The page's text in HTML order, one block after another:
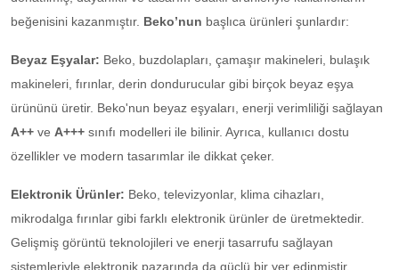
beğenisini kazanmıştır. Beko’nun başlıca ürünleri şunlardır:
Beyaz Eşyalar: Beko, buzdolapları, çamaşır makineleri, bulaşık
makineleri, fırınlar, derin dondurucular gibi birçok beyaz eşya
ürününü üretir. Beko'nun beyaz eşyaları, enerji verimliliği sağlayan
A++ ve A+++ sınıfı modelleri ile bilinir. Ayrıca, kullanıcı dostu
özellikler ve modern tasarımlar ile dikkat çeker.
Elektronik Ürünler: Beko, televizyonlar, klima cihazları,
mikrodalga fırınlar gibi farklı elektronik ürünler de üretmektedir.
Gelişmiş görüntü teknolojileri ve enerji tasarrufu sağlayan
sistemleriyle elektronik pazarında da güçlü bir yer edinmiştir.